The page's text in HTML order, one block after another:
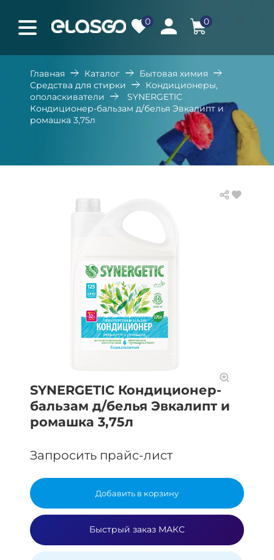
0 0
Главная Каталог
Бытовая химия
Средства для стирки
Кондиционеры,
ополаскиватели
SYNERGETIC
Кондиционер-бальзам д/белья Эвкалипт и
ромашка 3,75л
SYNERGETIC Кондиционер-
бальзам д/белья Эвкалипт и
ромашка 3,75л
Запросить прайс-лист
Добавить в корзину
Быстрый заказ МАКС